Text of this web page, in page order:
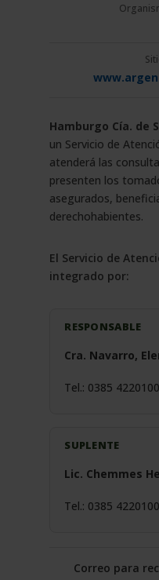
Hamburgo Cía. de
un Servicio de
atenderá las
presenten los
asegurados,
derechohabientes.
El Servicio de
integrado por:
RESPONSABLE
Cra. Navarro,
Tel.: 0385
SUPLENTE
Lic. Chemmes
Tel.: 0385
Correo para